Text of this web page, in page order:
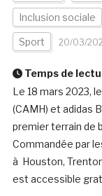
Inclusion sociale
Sport 20/03/
Temps de
Le 18 mars 2023,
(CAMH) et adidas
premier terrain de
Commandée par
à Houston,
est accessible